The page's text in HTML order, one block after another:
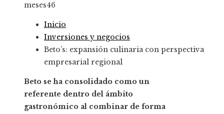
meses46
Inicio
Inversiones y negocios
Beto’s: expansión culinaria con perspectiva
empresarial regional
Beto se ha consolidado como un
referente dentro del ámbito
gastronómico al combinar de forma